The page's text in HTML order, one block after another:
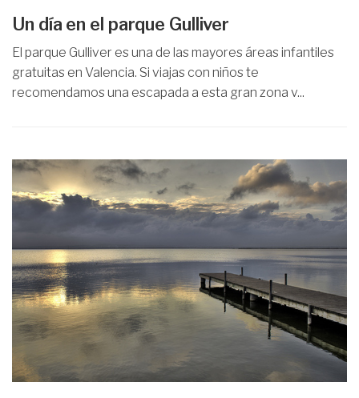
Un día en el parque Gulliver
El parque Gulliver es una de las mayores áreas infantiles
gratuitas en Valencia. Si viajas con niños te
recomendamos una escapada a esta gran zona v...